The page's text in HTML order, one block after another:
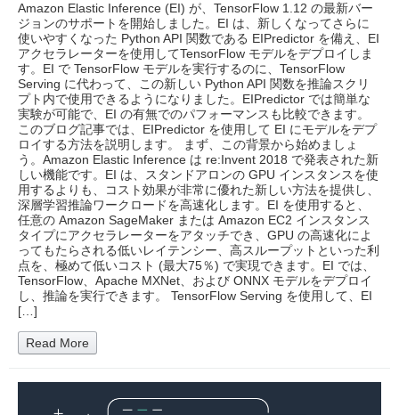
Amazon Elastic Inference (EI) が、TensorFlow 1.12 の最新バー
ジョンのサポートを開始しました。EI は、新しくなってさらに
使いやすくなった Python API 関数である EIPredictor を備え、EI
アクセラレーターを使用してTensorFlow モデルをデプロイしま
す。EI で TensorFlow モデルを実行するのに、TensorFlow
Serving に代わって、この新しい Python API 関数を推論スクリ
プト内で使用できるようになりました。EIPredictor では簡単な
実験が可能で、EI の有無でのパフォーマンスも比較できます。
このブログ記事では、EIPredictor を使用して EI にモデルをデプ
ロイする方法を説明します。 まず、この背景から始めましょ
う。Amazon Elastic Inference は re:Invent 2018 で発表された新
しい機能です。EI は、スタンドアロンの GPU インスタンスを使
用するよりも、コスト効果が非常に優れた新しい方法を提供し、
深層学習推論ワークロードを高速化します。EI を使用すると、
任意の Amazon SageMaker または Amazon EC2 インスタンス
タイプにアクセラレーターをアタッチでき、GPU の高速化によ
ってもたらされる低いレイテンシー、高スループットといった利
点を、極めて低いコスト (最大75％) で実現できます。EI では、
TensorFlow、Apache MXNet、および ONNX モデルをデプロイ
し、推論を実行できます。 TensorFlow Serving を使用して、EI
[…]
Read More